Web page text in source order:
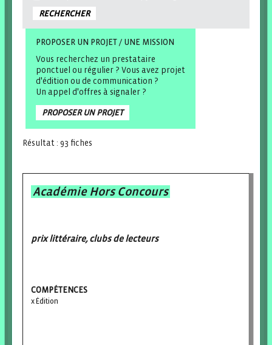
RECHERCHER
PROPOSER UN PROJET / UNE MISSION
Vous recherchez un prestataire
ponctuel ou régulier ? Vous avez projet
d'édition ou de communication ?
Un appel d'offres à signaler ?
PROPOSER UN PROJET
Résultat : 93 fiches
Académie Hors Concours
prix littéraire, clubs de lecteurs
COMPÉTENCES
Édition